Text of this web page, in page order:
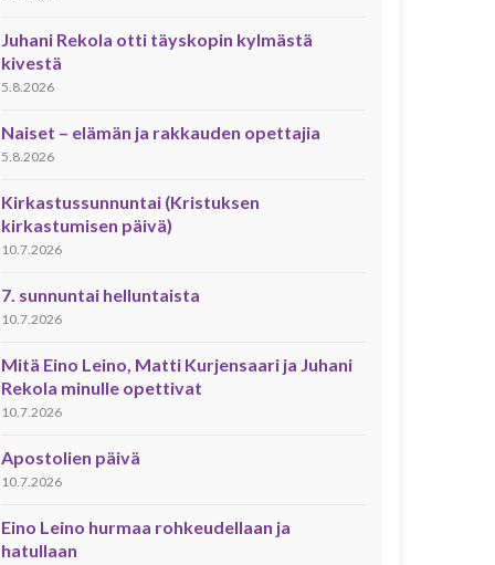
Juhani Rekola otti täyskopin kylmästä
kivestä
5.8.2026
Naiset – elämän ja rakkauden opettajia
5.8.2026
Kirkastussunnuntai (Kristuksen
kirkastumisen päivä)
10.7.2026
7. sunnuntai helluntaista
10.7.2026
Mitä Eino Leino, Matti Kurjensaari ja Juhani
Rekola minulle opettivat
10.7.2026
Apostolien päivä
10.7.2026
Eino Leino hurmaa rohkeudellaan ja
hatullaan